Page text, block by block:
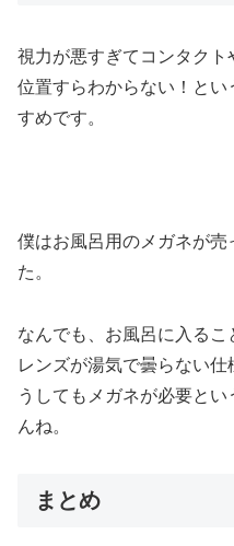
視力が悪すぎてコンタク
位置すらわからない！と
すめです。
僕はお風呂用のメガネが
た。
なんでも、お風呂に入るこ
レンズが湯気で曇らない
うしてもメガネが必要と
んね。
まとめ